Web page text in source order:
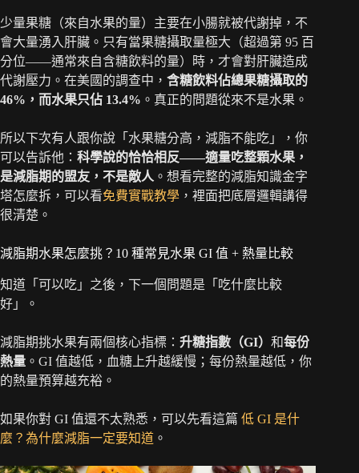
少量果糖（來自水果的量）主要在小腸就被代謝掉，不
會大量湧入肝臟。只有當果糖攝取量極大（超過第 95 百
分位——通常來自含糖飲料的量）時，才會對肝臟造成
代謝壓力。在美國的調查中， 含糖飲料佔總果糖攝取的
46%，而水果只佔 13.4% 。真正的問題從來不是水果。
所以下次有人跟你說「水果糖分高，減脂不能吃」，你
可以告訴他： 科學說的恰恰相反——適量吃整顆水果，
是減脂期的盟友，不是敵人 。想看完整的減脂知識金字
塔怎麼拆，可以看免費實戰教學 ，裡面把底層邏輯講得
很清楚。
減脂期水果怎麼挑？10 種常見水果 GI 值 + 熱量比較
知道「可以吃」之後，下一個問題是「吃什麼比較
好」。
減脂期挑水果有兩個核心指標： 升糖指數（GI） 和每份
熱量 。GI 值越低，血糖上升越緩慢；每份熱量越低，你
的熱量預算越充裕。
如果你對 GI 值還不太熟悉，可以先看這篇 低 GI 是什
麼？為什麼減脂一定要知道 。